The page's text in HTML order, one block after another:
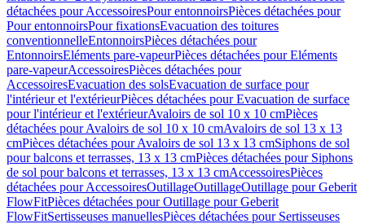
détachées pour AccessoiresPour entonnoirsPièces détachées pour
Pour entonnoirsPour fixationsEvacuation des toitures
conventionnelleEntonnoirsPièces détachées pour
EntonnoirsEléments pare-vapeurPièces détachées pour Eléments
pare-vapeurAccessoiresPièces détachées pour
AccessoiresEvacuation des solsEvacuation de surface pour
l'intérieur et l'extérieurPièces détachées pour Evacuation de surface
pour l'intérieur et l'extérieurAvaloirs de sol 10 x 10 cmPièces
détachées pour Avaloirs de sol 10 x 10 cmAvaloirs de sol 13 x 13
cmPièces détachées pour Avaloirs de sol 13 x 13 cmSiphons de sol
pour balcons et terrasses, 13 x 13 cmPièces détachées pour Siphons
de sol pour balcons et terrasses, 13 x 13 cmAccessoiresPièces
détachées pour AccessoiresOutillageOutillageOutillage pour Geberit
FlowFitPièces détachées pour Outillage pour Geberit
FlowFitSertisseuses manuellesPièces détachées pour Sertisseuses